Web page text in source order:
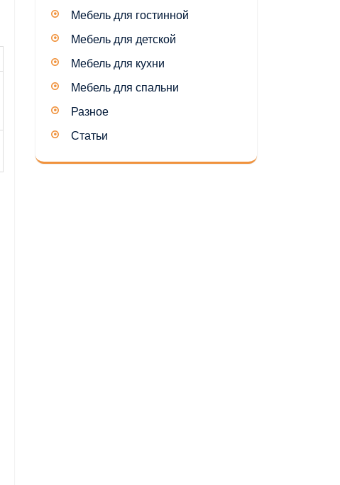
Мебель для гостинной
Мебель для детской
Мебель для кухни
Мебель для спальни
Разное
Статьи